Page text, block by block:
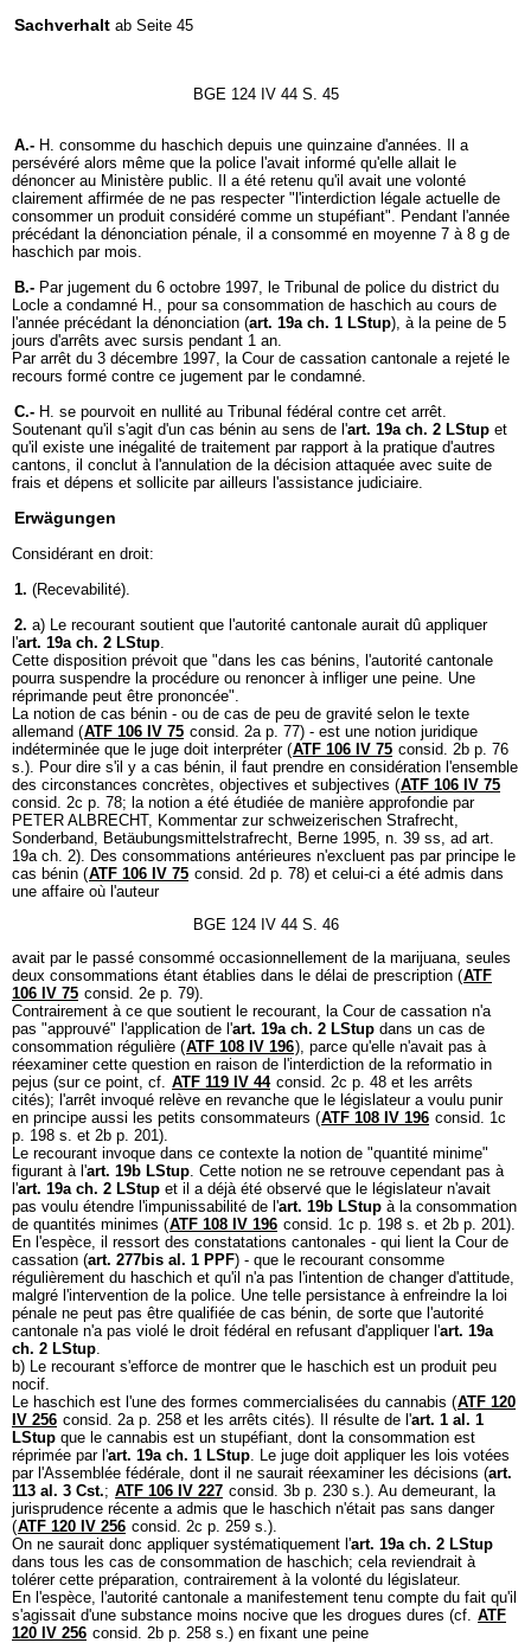
Sachverhalt ab Seite 45
BGE 124 IV 44 S. 45
A.- H. consomme du haschich depuis une quinzaine d'années. Il a
persévéré alors même que la police l'avait informé qu'elle allait le
dénoncer au Ministère public. Il a été retenu qu'il avait une volonté
clairement affirmée de ne pas respecter "l'interdiction légale actuelle de
consommer un produit considéré comme un stupéfiant". Pendant l'année
précédant la dénonciation pénale, il a consommé en moyenne 7 à 8 g de
haschich par mois.
B.- Par jugement du 6 octobre 1997, le Tribunal de police du district du
Locle a condamné H., pour sa consommation de haschich au cours de
l'année précédant la dénonciation (art. 19a ch. 1 LStup), à la peine de 5
jours d'arrêts avec sursis pendant 1 an.
Par arrêt du 3 décembre 1997, la Cour de cassation cantonale a rejeté le
recours formé contre ce jugement par le condamné.
C.- H. se pourvoit en nullité au Tribunal fédéral contre cet arrêt.
Soutenant qu'il s'agit d'un cas bénin au sens de l'art. 19a ch. 2 LStup et
qu'il existe une inégalité de traitement par rapport à la pratique d'autres
cantons, il conclut à l'annulation de la décision attaquée avec suite de
frais et dépens et sollicite par ailleurs l'assistance judiciaire.
Erwägungen
Considérant en droit:
1. (Recevabilité).
2. a) Le recourant soutient que l'autorité cantonale aurait dû appliquer
l'art. 19a ch. 2 LStup.
Cette disposition prévoit que "dans les cas bénins, l'autorité cantonale
pourra suspendre la procédure ou renoncer à infliger une peine. Une
réprimande peut être prononcée".
La notion de cas bénin - ou de cas de peu de gravité selon le texte
allemand (ATF 106 IV 75 consid. 2a p. 77) - est une notion juridique
indéterminée que le juge doit interpréter (ATF 106 IV 75 consid. 2b p. 76
s.). Pour dire s'il y a cas bénin, il faut prendre en considération l'ensemble
des circonstances concrètes, objectives et subjectives (ATF 106 IV 75
consid. 2c p. 78; la notion a été étudiée de manière approfondie par
PETER ALBRECHT, Kommentar zur schweizerischen Strafrecht,
Sonderband, Betäubungsmittelstrafrecht, Berne 1995, n. 39 ss, ad art.
19a ch. 2). Des consommations antérieures n'excluent pas par principe le
cas bénin (ATF 106 IV 75 consid. 2d p. 78) et celui-ci a été admis dans
une affaire où l'auteur
BGE 124 IV 44 S. 46
avait par le passé consommé occasionnellement de la marijuana, seules
deux consommations étant établies dans le délai de prescription (ATF
106 IV 75 consid. 2e p. 79).
Contrairement à ce que soutient le recourant, la Cour de cassation n'a
pas "approuvé" l'application de l'art. 19a ch. 2 LStup dans un cas de
consommation régulière (ATF 108 IV 196), parce qu'elle n'avait pas à
réexaminer cette question en raison de l'interdiction de la reformatio in
pejus (sur ce point, cf. ATF 119 IV 44 consid. 2c p. 48 et les arrêts
cités); l'arrêt invoqué relève en revanche que le législateur a voulu punir
en principe aussi les petits consommateurs (ATF 108 IV 196 consid. 1c
p. 198 s. et 2b p. 201).
Le recourant invoque dans ce contexte la notion de "quantité minime"
figurant à l'art. 19b LStup. Cette notion ne se retrouve cependant pas à
l'art. 19a ch. 2 LStup et il a déjà été observé que le législateur n'avait
pas voulu étendre l'impunissabilité de l'art. 19b LStup à la consommation
de quantités minimes (ATF 108 IV 196 consid. 1c p. 198 s. et 2b p. 201).
En l'espèce, il ressort des constatations cantonales - qui lient la Cour de
cassation (art. 277bis al. 1 PPF) - que le recourant consomme
régulièrement du haschich et qu'il n'a pas l'intention de changer d'attitude,
malgré l'intervention de la police. Une telle persistance à enfreindre la loi
pénale ne peut pas être qualifiée de cas bénin, de sorte que l'autorité
cantonale n'a pas violé le droit fédéral en refusant d'appliquer l'art. 19a
ch. 2 LStup.
b) Le recourant s'efforce de montrer que le haschich est un produit peu
nocif.
Le haschich est l'une des formes commercialisées du cannabis (ATF 120
IV 256 consid. 2a p. 258 et les arrêts cités). Il résulte de l'art. 1 al. 1
LStup que le cannabis est un stupéfiant, dont la consommation est
réprimée par l'art. 19a ch. 1 LStup. Le juge doit appliquer les lois votées
par l'Assemblée fédérale, dont il ne saurait réexaminer les décisions (art.
113 al. 3 Cst.; ATF 106 IV 227 consid. 3b p. 230 s.). Au demeurant, la
jurisprudence récente a admis que le haschich n'était pas sans danger
(ATF 120 IV 256 consid. 2c p. 259 s.).
On ne saurait donc appliquer systématiquement l'art. 19a ch. 2 LStup
dans tous les cas de consommation de haschich; cela reviendrait à
tolérer cette préparation, contrairement à la volonté du législateur.
En l'espèce, l'autorité cantonale a manifestement tenu compte du fait qu'il
s'agissait d'une substance moins nocive que les drogues dures (cf. ATF
120 IV 256 consid. 2b p. 258 s.) en fixant une peine